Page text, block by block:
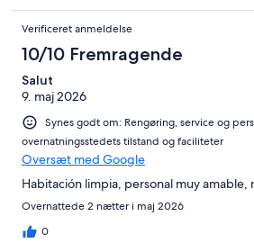
Verificeret anmeldelse
10/10 Fremragende
Salut
9. maj 2026
Synes godt om: Rengøring, service og
overnatningsstedets tilstand og faciliteter
Oversæt med Google
Habitación limpia, personal muy amable,
Overnattede 2 nætter i maj 2026
0